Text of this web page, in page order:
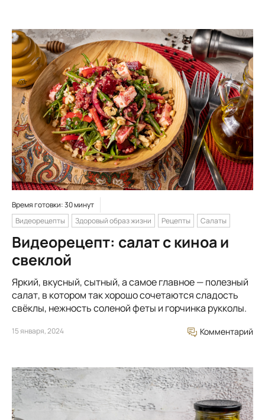
Время готовки: 30 минут
Видеорецепты
Здоровый образ жизни Рецепты Салаты
Видеорецепт: салат с киноа и
свеклой
Яркий, вкусный, сытный, а самое главное — полезный
салат, в котором так хорошо сочетаются сладость
свёклы, нежность соленой феты и горчинка рукколы.
15 января, 2024 Комментарий